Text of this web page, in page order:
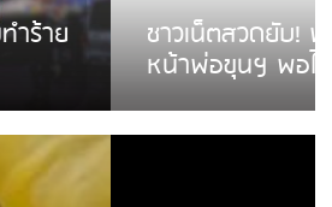
พบพม่าเร่ขายพวงมาลัย
ม่ซื้อเดินตาม